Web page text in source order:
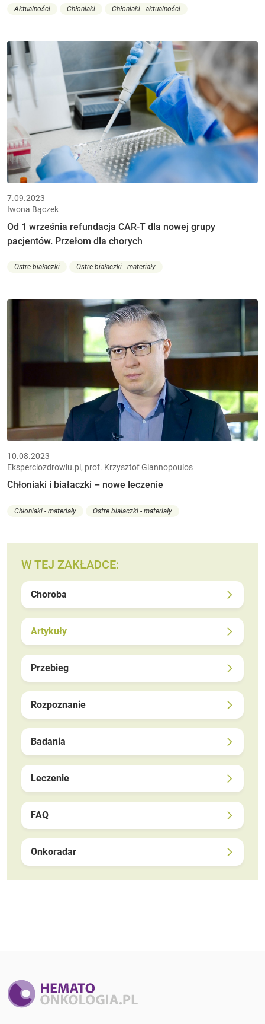
Aktualności Chłoniaki Chłoniaki - aktualności
7.09.2023
Iwona Bączek
Od 1 września refundacja CAR-T dla nowej grupy
pacjentów. Przełom dla chorych
Ostre białaczki Ostre białaczki - materiały
10.08.2023
Eksperciozdrowiu.pl, prof. Krzysztof Giannopoulos
Chłoniaki i białaczki – nowe leczenie
Chłoniaki - materiały Ostre białaczki - materiały
W TEJ ZAKŁADCE:
Choroba
Artykuły
Przebieg
Rozpoznanie
Badania
Leczenie
FAQ
Onkoradar